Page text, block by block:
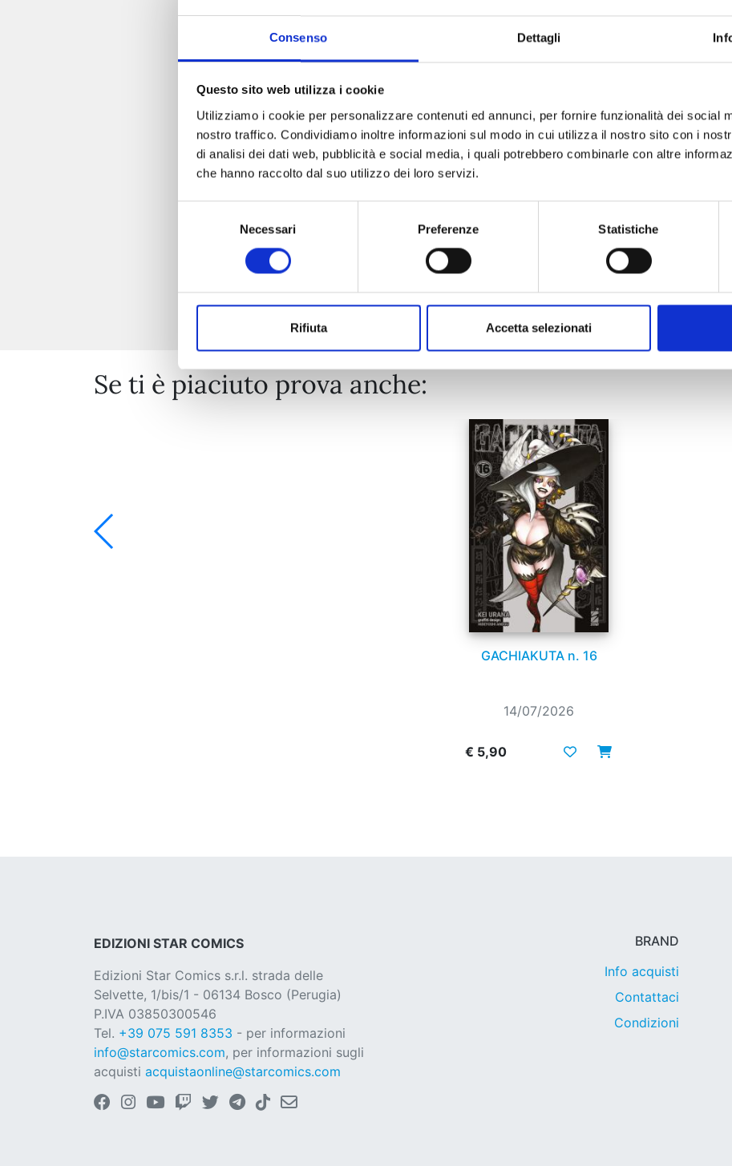
Consenso Dettagli
Questo sito web utilizza i cookie
Utilizziamo i cookie per personalizzare contenuti ed annunci, per fornire funzionalità dei social
nostro traffico. Condividiamo inoltre informazioni sul modo in cui utilizza il nostro sito con i
di analisi dei dati web, pubblicità e social media, i quali potrebbero combinarle con altre
che hanno raccolto dal suo utilizzo dei loro servizi.
Necessari Preferenze Statistiche
Rifiuta Accetta selezionati
25/08/2026
Se ti è piaciuto prova anche:
GACHIAKUTA n. 16
14/07/2026
€ 5,90
EDIZIONI STAR COMICS
Edizioni Star Comics s.r.l. strada delle
Selvette, 1/bis/1 - 06134 Bosco (Perugia)
P.IVA 03850300546
Tel. +39 075 591 8353 - per informazioni
info@starcomics.com, per informazioni sugli
acquisti acquistaonline@starcomics.com
BRAND
Info acquisti
Contattaci
Condizioni